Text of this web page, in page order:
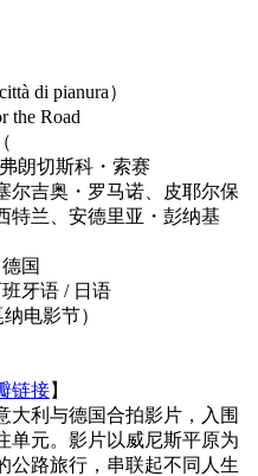
di pianura）
the Road
朗切斯科・索赛
尔吉奥・罗马诺、皮耶尔保
特兰、安德里亚・彭纳基
国
牙语 / 日语
电影节）
链接】
大利与德国合拍影片，入围
单元。影片以威尼斯平原为
公路旅行，串联起不同人生